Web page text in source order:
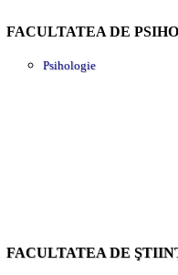
FACULTATEA DE
Psihologie
FACULTATEA DE